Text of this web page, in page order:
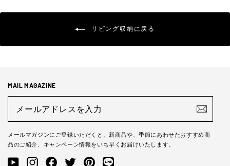
リビング収納に戻る
MAIL MAGAZINE
ア
レ
ス
入
メールマガジンにご登録いただくと、新商品や、季節にあわせたおすすめ商
品のご紹介、キャンペーン情報をいち早くお届けいたします。
YouTube InstagramFacebookTwitter Pinterest